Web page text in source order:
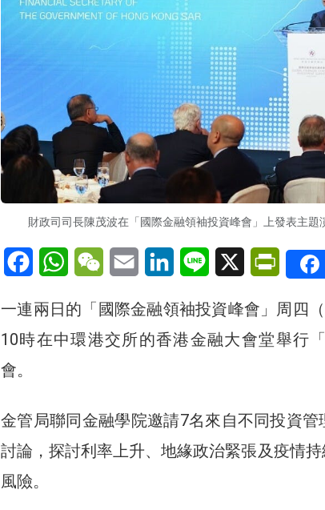
財政司司長陳茂波在「國際金融領袖投資峰會」上發表主題
FacebookWhatsAppWeChatEmail LinkedInLine X
一連兩日的「國際金融領袖投資峰會」周四
10時在中環港交所的香港金融大會堂舉行
會。
金管局聯同金融學院邀請7名來自不同投資
討論，探討利率上升、地緣政治緊張及疫情
風險。